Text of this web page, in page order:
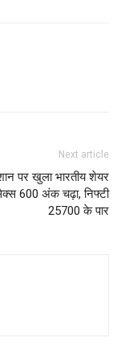
Next article
पर खुला भारतीय शेयर
600 अंक चढ़ा, निफ्टी
25700 के पार